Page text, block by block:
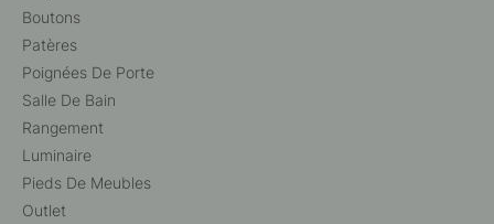
Boutons
Patères
Poignées De Porte
Salle De Bain
Rangement
Luminaire
Pieds De Meubles
Outlet